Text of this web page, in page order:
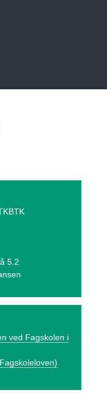
5.2
ved Fagskolen i